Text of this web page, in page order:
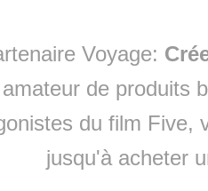
Voyage:
de produits
du film Five,
jusqu'à acheter